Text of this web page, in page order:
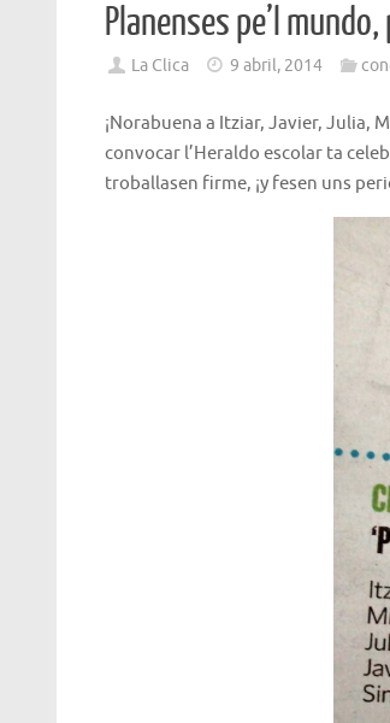
Planenses pe’l
La Clica 9 abril, 2014
¡Norabuena a Itziar, Javier, Julia,
convocar l’Heraldo escolar ta
troballasen firme, ¡y fesen uns